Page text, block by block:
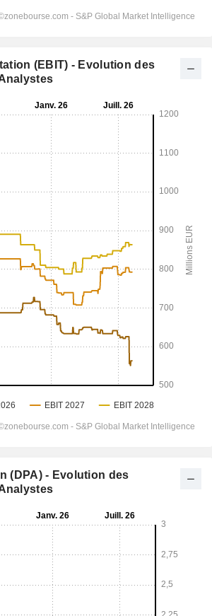
(EBIT) - Evolution des
(DPA) - Evolution des